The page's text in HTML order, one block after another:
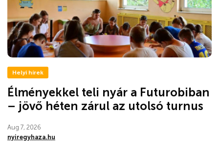
Helyi hírek
Élményekkel teli nyár a Futurobiban
– jövő héten zárul az utolsó turnus
Aug 7, 2026
nyiregyhaza.hu